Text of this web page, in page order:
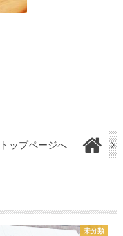
トップページへ
未分類